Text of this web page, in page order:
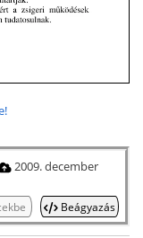
2009. december
Beágyazás